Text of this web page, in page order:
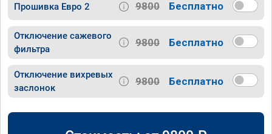
Прошивка Евро 2 9800 Бесплатно
Отключение сажевого
фильтра
9800 Бесплатно
Отключение вихревых
заслонок
9800 Бесплатно